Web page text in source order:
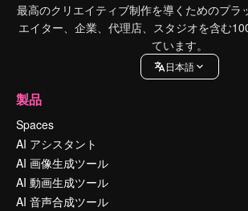
最高のクリエイティブ制作を導くためのプラ
エイター、企業、代理店、スタジオを含む
ています。
日本語
製品
Spaces
AI アシスタント
AI 画像生成ツール
AI 動画生成ツール
AI 音声合成ツール